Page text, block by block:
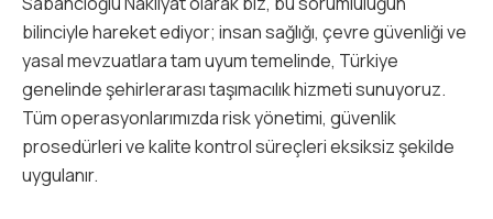
bilinciyle hareket ediyor; insan sağlığı, çevre güvenliği ve
yasal mevzuatlara tam uyum temelinde, Türkiye
genelinde şehirlerarası taşımacılık hizmeti sunuyoruz.
Tüm operasyonlarımızda risk yönetimi, güvenlik
prosedürleri ve kalite kontrol süreçleri eksiksiz şekilde
uygulanır.